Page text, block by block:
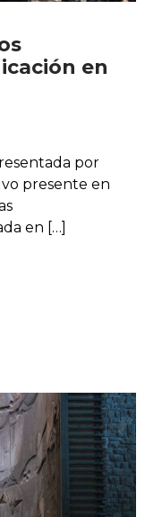
en
por
presente en
en […]